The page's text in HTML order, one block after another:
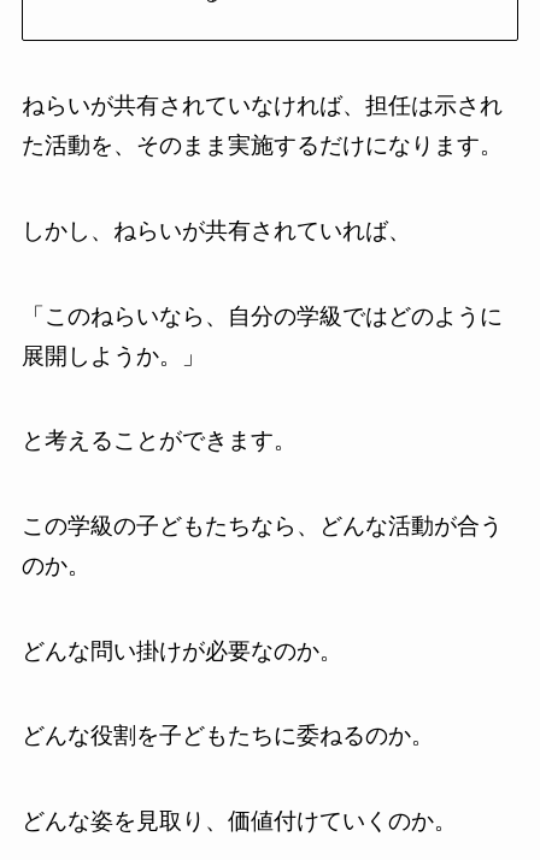
ねらいが共有されていなければ、担任は示され
た活動を、そのまま実施するだけになります。
しかし、ねらいが共有されていれば、
「このねらいなら、自分の学級ではどのように
展開しようか。」
と考えることができます。
この学級の子どもたちなら、どんな活動が合う
のか。
どんな問い掛けが必要なのか。
どんな役割を子どもたちに委ねるのか。
どんな姿を見取り、価値付けていくのか。